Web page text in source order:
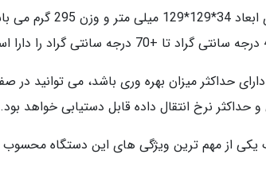
نرخ انتقال داده قابل دستیابی خواهد بود.